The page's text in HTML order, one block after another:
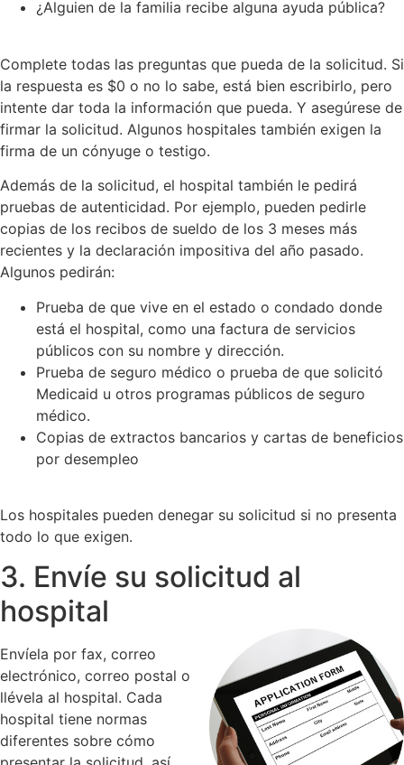
¿Alguien de la familia recibe alguna ayuda pública?
Complete todas las preguntas que pueda de la solicitud. Si
la respuesta es $0 o no lo sabe, está bien escribirlo, pero
intente dar toda la información que pueda. Y asegúrese de
firmar la solicitud. Algunos hospitales también exigen la
firma de un cónyuge o testigo.
Además de la solicitud, el hospital también le pedirá
pruebas de autenticidad. Por ejemplo, pueden pedirle
copias de los recibos de sueldo de los 3 meses más
recientes y la declaración impositiva del año pasado.
Algunos pedirán:
Prueba de que vive en el estado o condado donde
está el hospital, como una factura de servicios
públicos con su nombre y dirección.
Prueba de seguro médico o prueba de que solicitó
Medicaid u otros programas públicos de seguro
médico.
Copias de extractos bancarios y cartas de beneficios
por desempleo
Los hospitales pueden denegar su solicitud si no presenta
todo lo que exigen.
3. Envíe su solicitud al
hospital
Envíela por fax, correo
electrónico, correo postal o
llévela al hospital. Cada
hospital tiene normas
diferentes sobre cómo